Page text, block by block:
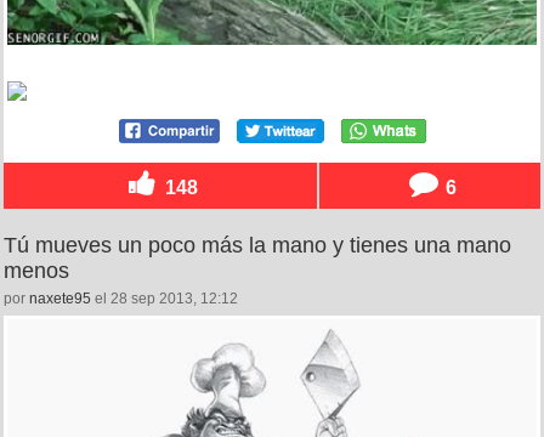
148 6
Tú mueves un poco más la mano y tienes una mano
menos
por naxete95 el 28 sep 2013, 12:12